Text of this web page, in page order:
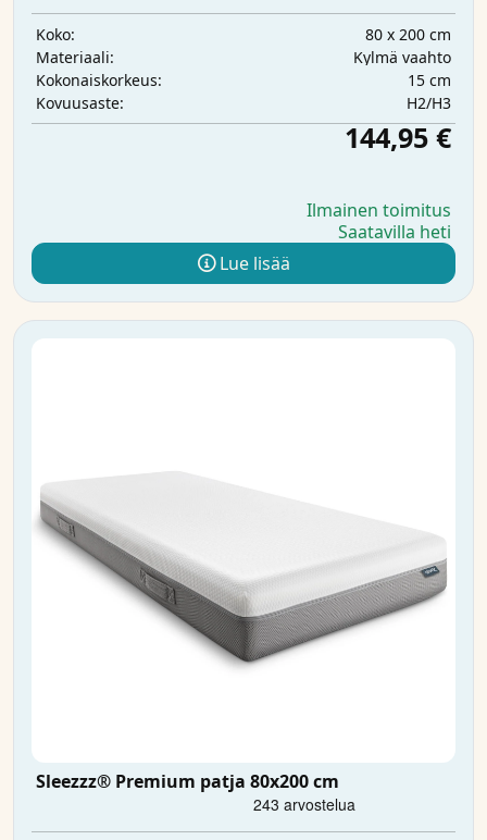
Koko:
80 x 200 cm
Materiaali:
Kylmä vaahto
Kokonaiskorkeus:
15 cm
Kovuusaste:
H2/H3
144,95 €
Ilmainen toimitus
Saatavilla heti
Lue lisää
Sleezzz® Premium patja 80x200 cm